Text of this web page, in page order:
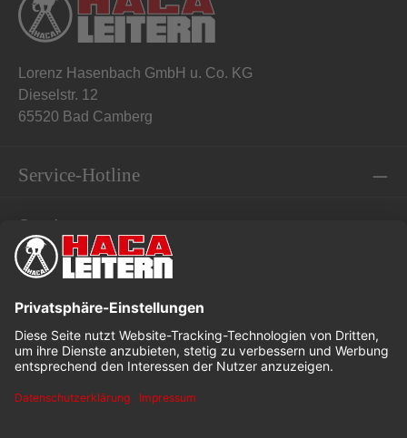
Lorenz Hasenbach GmbH u. Co. KG
Dieselstr. 12
65520 Bad Camberg
Service-Hotline
Service
Informationen
* Alle Preise exkl. gesetzl. Mehrwertsteuer